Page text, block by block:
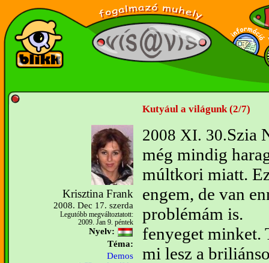
Kutyául a világunk (2/7)
Krisztina Frank
2008. Dec 17. szerda
Legutóbb megváltoztatott:
2009. Jan 9. péntek
Nyelv:
Téma:
Demos
2008 XI. 30.Szia
még mindig
múltkori miatt.
engem, de van
problémám is.
fenyeget minket.
mi lesz a